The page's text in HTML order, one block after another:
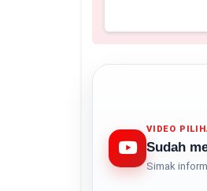
VIDEO
Sudah
Simak